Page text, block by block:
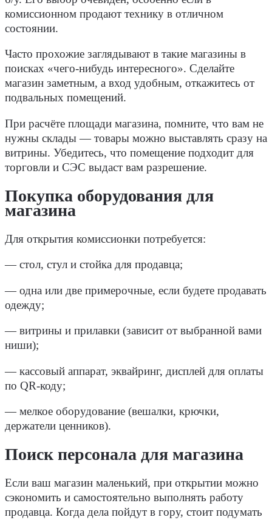
комиссионном продают технику в отличном
состоянии.
Часто прохожие заглядывают в такие магазины в
поисках «чего-нибудь интересного». Сделайте
магазин заметным, а вход удобным, откажитесь от
подвальных помещений.
При расчёте площади магазина, помните, что вам не
нужны склады — товары можно выставлять сразу на
витрины. Убедитесь, что помещение подходит для
торговли и СЭС выдаст вам разрешение.
Покупка оборудования для
магазина
Для открытия комиссионки потребуется:
— стол, стул и стойка для продавца;
— одна или две примерочные, если будете продавать
одежду;
— витрины и прилавки (зависит от выбранной вами
ниши);
— кассовый аппарат, эквайринг, дисплей для оплаты
по QR-коду;
— мелкое оборудование (вешалки, крючки,
держатели ценников).
Поиск персонала для магазина
Если ваш магазин маленький, при открытии можно
сэкономить и самостоятельно выполнять работу
продавца. Когда дела пойдут в гору, стоит подумать